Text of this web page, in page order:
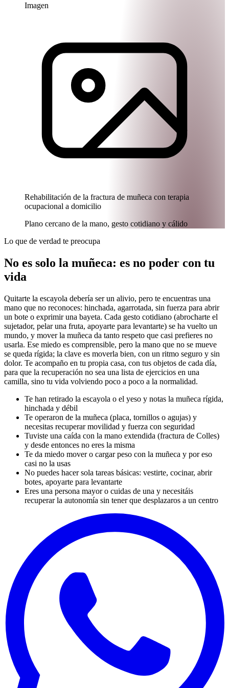
Imagen
Rehabilitación de la fractura de muñeca con terapia
ocupacional a domicilio
Plano cercano de la mano, gesto cotidiano y cálido
Lo que de verdad te preocupa
No es solo la muñeca: es no poder con tu
vida
Quitarte la escayola debería ser un alivio, pero te encuentras una
mano que no reconoces: hinchada, agarrotada, sin fuerza para abrir
un bote o exprimir una bayeta. Cada gesto cotidiano (abrocharte el
sujetador, pelar una fruta, apoyarte para levantarte) se ha vuelto un
mundo, y mover la muñeca da tanto respeto que casi prefieres no
usarla. Ese miedo es comprensible, pero la mano que no se mueve
se queda rígida; la clave es moverla bien, con un ritmo seguro y sin
dolor. Te acompaño en tu propia casa, con tus objetos de cada día,
para que la recuperación no sea una lista de ejercicios en una
camilla, sino tu vida volviendo poco a poco a la normalidad.
Te han retirado la escayola o el yeso y notas la muñeca rígida,
hinchada y débil
Te operaron de la muñeca (placa, tornillos o agujas) y
necesitas recuperar movilidad y fuerza con seguridad
Tuviste una caída con la mano extendida (fractura de Colles)
y desde entonces no eres la misma
Te da miedo mover o cargar peso con la muñeca y por eso
casi no la usas
No puedes hacer sola tareas básicas: vestirte, cocinar, abrir
botes, apoyarte para levantarte
Eres una persona mayor o cuidas de una y necesitáis
recuperar la autonomía sin tener que desplazaros a un centro